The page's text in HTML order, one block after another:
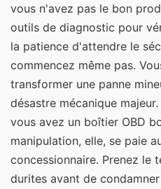
vous n'avez pas le bon
outils de diagnostic pour
la patience d'attendre le
commencez même pas.
transformer une panne
désastre mécanique
vous avez un boîtier OBD
manipulation, elle, se paie
concessionnaire. Prenez le
durites avant de